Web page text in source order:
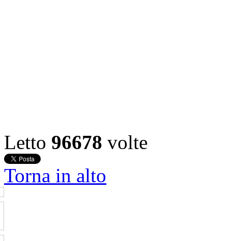
Letto 96678 volte
Torna in alto